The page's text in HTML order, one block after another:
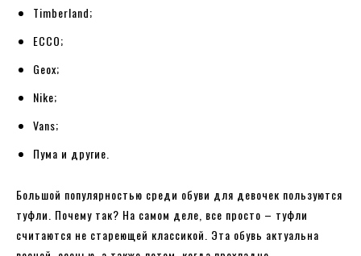
Timberland;
ECCO;
Geox;
Nike;
Vans;
Пума и другие.
Большой популярностью среди обуви для девочек пользуются
туфли. Почему так? На самом деле, все просто – туфли
считаются не стареющей классикой. Эта обувь актуальна